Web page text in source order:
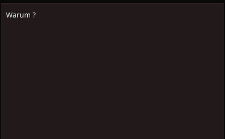
Warum ?